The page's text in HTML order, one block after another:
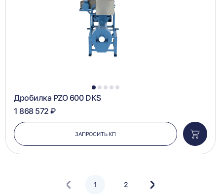
1 2 3 4 5
Дробилка PZO 600 DKS
1 868 572 ₽
ЗАПРОСИТЬ КП
в
1 2
Следующая